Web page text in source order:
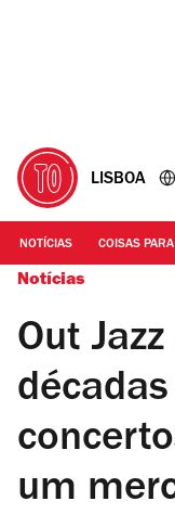
LISBOA
NOTÍCIAS COISAS PARA
Notícias
Out
um